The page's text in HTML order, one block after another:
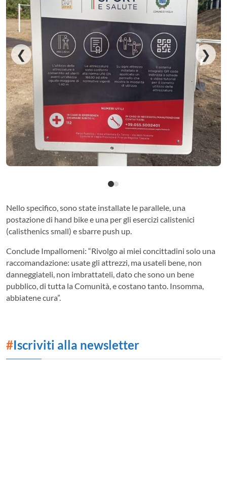
❮ ❯
Nello specifico, sono state installate le parallele, una
postazione di hand bike e una per gli esercizi calistenici
(calisthenics small) e sbarre push up.
Conclude Impallomeni: “Rivolgo ai miei concittadini solo una
raccomandazione: usate gli attrezzi, ma usateli bene, non
danneggiateli, non imbrattateli, dato che sono un bene
pubblico, di tutta la Comunità, e costano tanto. Insomma,
abbiatene cura”.
#Iscriviti alla newsletter